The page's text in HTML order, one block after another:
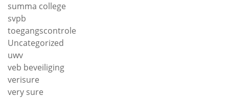
summa college
svpb
toegangscontrole
Uncategorized
uwv
veb beveiliging
verisure
very sure